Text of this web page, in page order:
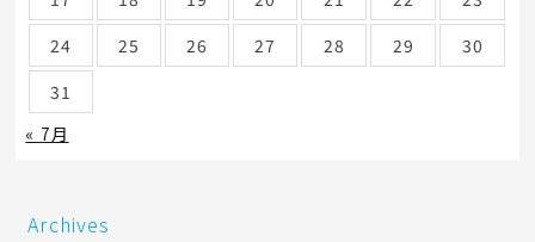
24
25 26 27 28 29
30
31
« 7月
Archives